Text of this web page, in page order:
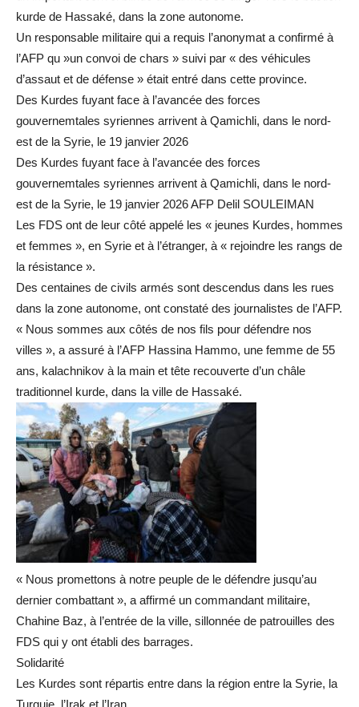
kurde de Hassaké, dans la zone autonome.
Un responsable militaire qui a requis l’anonymat a confirmé à
l’AFP qu »un convoi de chars » suivi par « des véhicules
d’assaut et de défense » était entré dans cette province.
Des Kurdes fuyant face à l’avancée des forces
gouvernemtales syriennes arrivent à Qamichli, dans le nord-
est de la Syrie, le 19 janvier 2026
Des Kurdes fuyant face à l’avancée des forces
gouvernemtales syriennes arrivent à Qamichli, dans le nord-
est de la Syrie, le 19 janvier 2026 AFP Delil SOULEIMAN
Les FDS ont de leur côté appelé les « jeunes Kurdes, hommes
et femmes », en Syrie et à l’étranger, à « rejoindre les rangs de
la résistance ».
Des centaines de civils armés sont descendus dans les rues
dans la zone autonome, ont constaté des journalistes de l’AFP.
« Nous sommes aux côtés de nos fils pour défendre nos
villes », a assuré à l’AFP Hassina Hammo, une femme de 55
ans, kalachnikov à la main et tête recouverte d’un châle
traditionnel kurde, dans la ville de Hassaké.
« Nous promettons à notre peuple de le défendre jusqu’au
dernier combattant », a affirmé un commandant militaire,
Chahine Baz, à l’entrée de la ville, sillonnée de patrouilles des
FDS qui y ont établi des barrages.
Solidarité
Les Kurdes sont répartis entre dans la région entre la Syrie, la